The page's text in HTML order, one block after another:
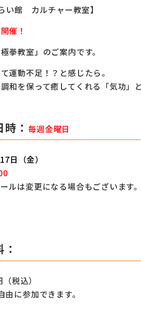
い館 カルチャー教室】
催！
拳教室」のご案内です。
運動不足！？と感じたら。
和を保って癒してくれる「気功」
： 毎週金曜日
日（金）
ルは変更になる場合もございます。
税込）
由に参加できます。